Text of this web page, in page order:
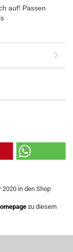
auf! Passen
in den Shop
zu diesem